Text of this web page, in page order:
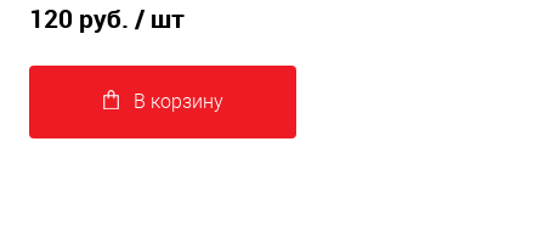
120 руб. / шт
В корзину